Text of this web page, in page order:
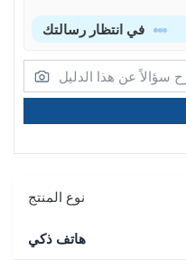
نوع المنتج
هاتف ذكي